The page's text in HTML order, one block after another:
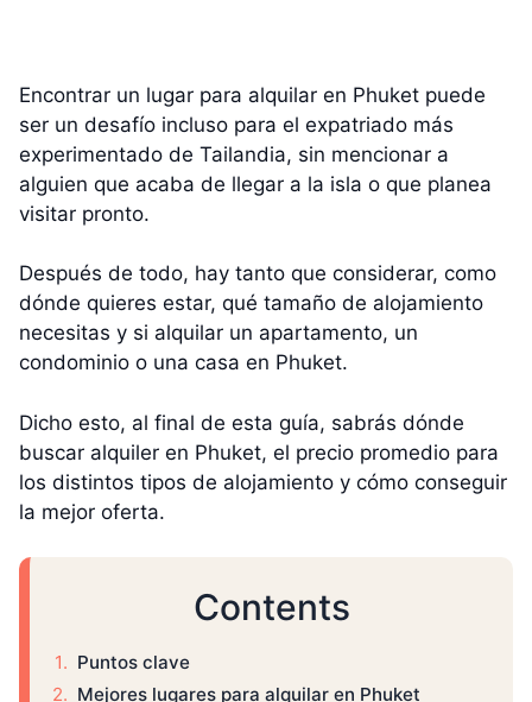
Encontrar un lugar para alquilar en Phuket puede
ser un desafío incluso para el expatriado más
experimentado de Tailandia, sin mencionar a
alguien que acaba de llegar a la isla o que planea
visitar pronto.
Después de todo, hay tanto que considerar, como
dónde quieres estar, qué tamaño de alojamiento
necesitas y si alquilar un apartamento, un
condominio o una casa en Phuket.
Dicho esto, al final de esta guía, sabrás dónde
buscar alquiler en Phuket, el precio promedio para
los distintos tipos de alojamiento y cómo conseguir
la mejor oferta.
Contents
Puntos clave
Mejores lugares para alquilar en Phuket